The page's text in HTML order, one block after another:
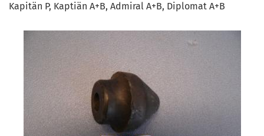
Kapitän P, Kaptiän A+B, Admiral A+B, Diplomat A+B